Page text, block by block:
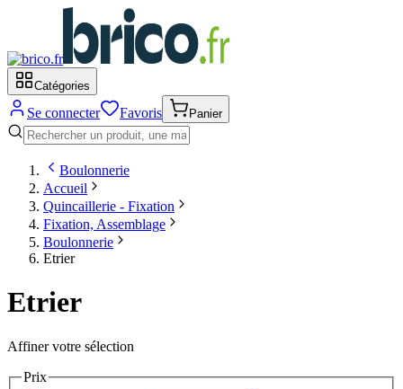
Catégories
Se connecter Favoris Panier
Boulonnerie
Accueil
Quincaillerie - Fixation
Fixation, Assemblage
Boulonnerie
Etrier
Etrier
Affiner votre sélection
Prix